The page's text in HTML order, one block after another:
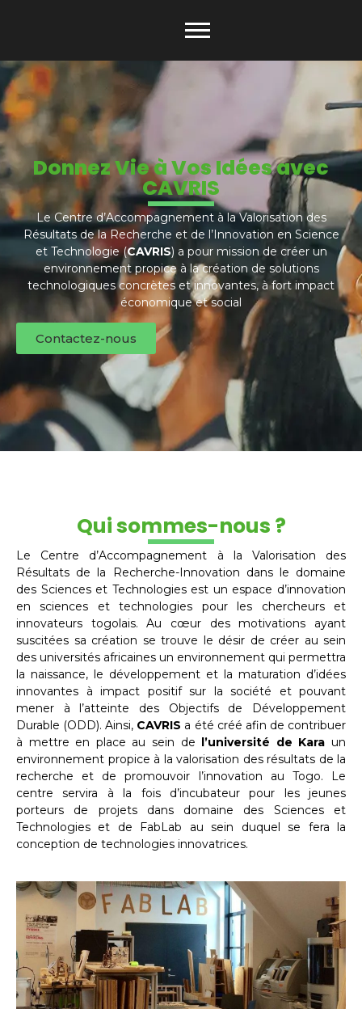
Donnez Vie à Vos Idées avec
CAVRIS
Le Centre d’Accompagnement à la Valorisation des
Résultats de la Recherche et de l’Innovation en Science
et Technologie (CAVRIS) a pour mission de créer un
environnement propice à la création de solutions
technologiques concrètes et innovantes, à fort impact
économique et social
Contactez-nous
Qui sommes-nous ?
Le Centre d’Accompagnement à la Valorisation des
Résultats de la Recherche-Innovation dans le domaine
des Sciences et Technologies est un espace d’innovation
en sciences et technologies pour les chercheurs et
innovateurs togolais. Au cœur des motivations ayant
suscitées sa création se trouve le désir de créer au sein
des universités africaines un environnement qui permettra
la naissance, le développement et la maturation d’idées
innovantes à impact positif sur la société et pouvant
mener à l’atteinte des Objectifs de Développement
Durable (ODD). Ainsi, CAVRIS a été créé afin de contribuer
à mettre en place au sein de
l’université de Kara un
environnement propice à la valorisation des résultats de la
recherche et de promouvoir l’innovation au Togo. Le
centre servira à la fois d’incubateur pour les jeunes
porteurs de projets dans domaine des Sciences et
Technologies et de FabLab au sein duquel se fera la
conception de technologies innovatrices.